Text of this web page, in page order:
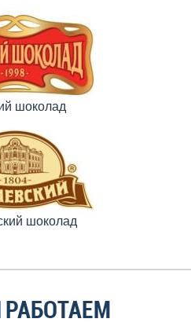
шоколад
шоколад